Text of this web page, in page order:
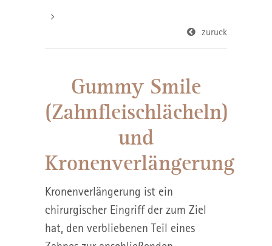
zuruck
Gummy Smile
(Zahnfleischlächeln)
und
Kronenverlängerung
Kronenverlängerung ist ein
chirurgischer Eingriff der zum Ziel
hat, den verbliebenen Teil eines